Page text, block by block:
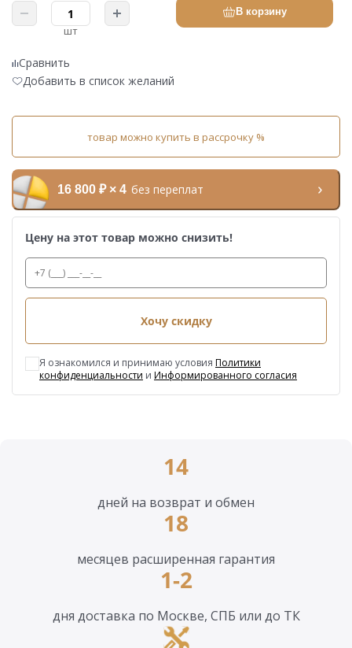
шт
В корзину
Сравнить
Добавить в список желаний
товар можно купить в рассрочку %
16 800 ₽ × 4 без переплат
Цену на этот товар можно снизить!
Хочу скидку
Я ознакомился и принимаю условия Политики
конфиденциальности и Информированного согласия
14
дней на возврат и обмен
18
месяцев расширенная гарантия
1-2
дня доставка по Москве, СПБ или до ТК